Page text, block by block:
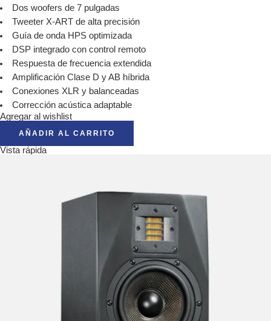
Dos woofers de 7 pulgadas
Tweeter X-ART de alta precisión
Guía de onda HPS optimizada
DSP integrado con control remoto
Respuesta de frecuencia extendida
Amplificación Clase D y AB híbrida
Conexiones XLR y balanceadas
Corrección acústica adaptable
Agregar al wishlist
AÑADIR AL CARRITO
Vista rápida